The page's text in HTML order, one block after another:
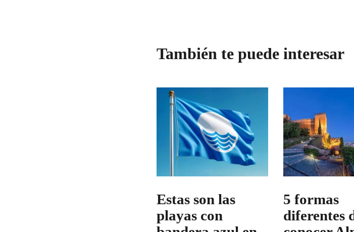
También te puede interesar
Estas son las
playas con
5 formas
diferentes